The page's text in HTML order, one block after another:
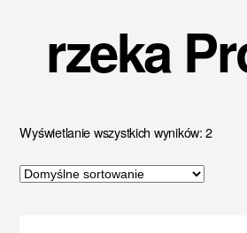
rzeka
Wyświetlanie wszystkich wyników: 2